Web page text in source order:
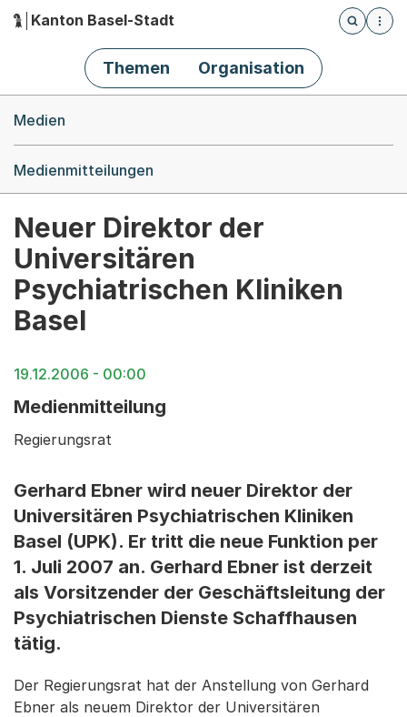
Hauptnavigation
Kanton Basel-Stadt
Öffnet
Themen Organisation
Medien
Medienmitteilungen
Neuer Direktor der
Universitären
Psychiatrischen Kliniken
Basel
19.12.2006 - 00:00
Medienmitteilung
Regierungsrat
Gerhard Ebner wird neuer Direktor der
Universitären Psychiatrischen Kliniken
Basel (UPK). Er tritt die neue Funktion per
1. Juli 2007 an. Gerhard Ebner ist derzeit
als Vorsitzender der Geschäftsleitung der
Psychiatrischen Dienste Schaffhausen
tätig.
Der Regierungsrat hat der Anstellung von Gerhard
Ebner als neuem Direktor der Universitären